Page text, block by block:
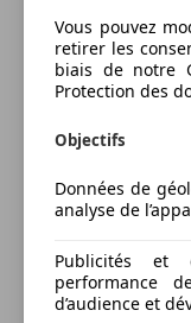
Vous pouvez
retirer les
biais de notre
Protection des
Objectifs
Données de
analyse de
Publicités et
performance
d’audience et